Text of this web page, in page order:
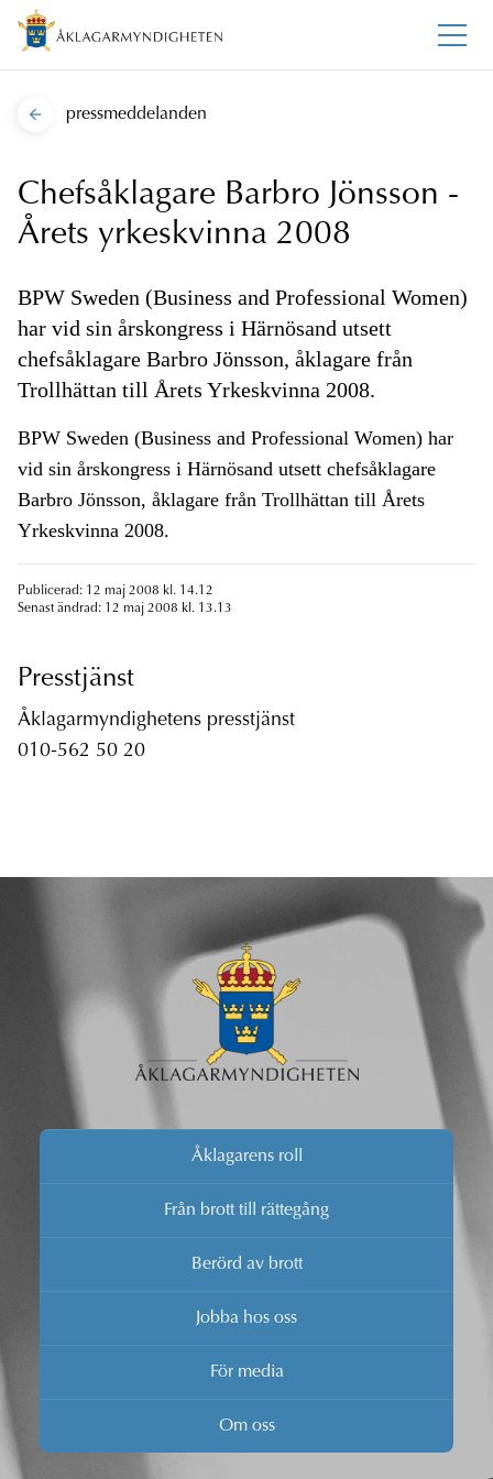
pressmeddelanden
Chefsåklagare Barbro Jönsson -
Årets yrkeskvinna 2008
BPW Sweden (Business and Professional Women)
har vid sin årskongress i Härnösand utsett
chefsåklagare Barbro Jönsson, åklagare från
Trollhättan till Årets Yrkeskvinna 2008.
BPW Sweden (Business and Professional Women) har
vid sin årskongress i Härnösand utsett chefsåklagare
Barbro Jönsson, åklagare från Trollhättan till Årets
Yrkeskvinna 2008.
Publicerad: 12 maj 2008 kl. 14.12
Senast ändrad: 12 maj 2008 kl. 13.13
Presstjänst
Åklagarmyndighetens presstjänst
010-562 50 20
Åklagarens roll
Från brott till rättegång
Berörd av brott
Jobba hos oss
För media
Om oss